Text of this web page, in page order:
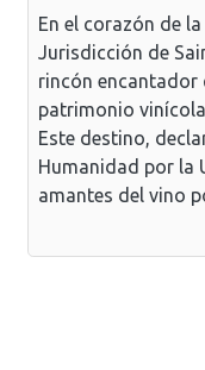
En el corazón de
Jurisdicción de
rincón encantador
patrimonio
Este destino,
Humanidad por la
amantes del vino